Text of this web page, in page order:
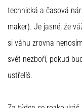
technická a časová
maker). Je jasné, že
si váhu zrovna
svět nezboří, pokud
ustřelíš.